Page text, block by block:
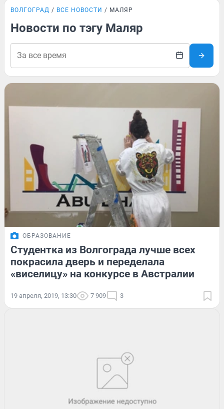
ВОЛГОГРАД ВСЕ НОВОСТИ МАЛЯР
Новости по тэгу Маляр
ОБРАЗОВАНИЕ
Студентка из Волгограда лучше всех
покрасила дверь и переделала
«виселицу» на конкурсе в Австралии
19 апреля, 2019, 13:30 7 909 3